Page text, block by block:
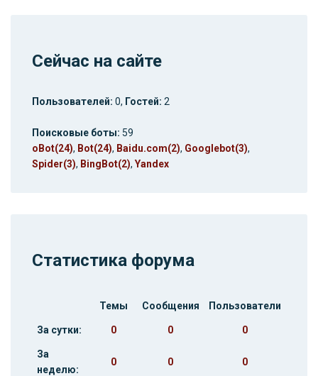
Сейчас на сайте
Пользователей: 0, Гостей: 2
Поисковые боты: 59
oBot(24), Bot(24), Baidu.com(2), Googlebot(3),
Spider(3), BingBot(2), Yandex
Статистика форума
Темы Сообщения Пользователи
За сутки: 0 0 0
За
неделю:
0 0 0